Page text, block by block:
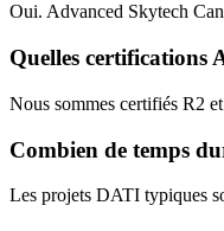
Oui. Advanced Skytech
Quelles certifications
Nous sommes certifiés R2
Combien de temps
Les projets DATI typiques